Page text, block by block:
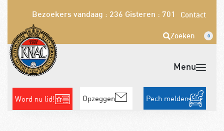
Bezoekers vandaag : 236 Gisteren : 701 Contact
Zoeken 0
Word nu lid! Opzeggen Pech melden